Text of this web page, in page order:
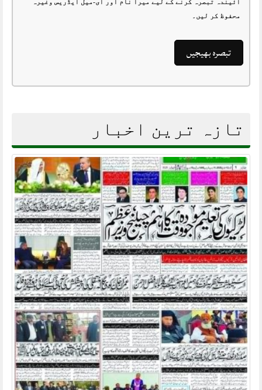
آئیندہ تبصرہ کرنے کے لیے میرا نام اور ای-میل ایڈریس وغیرہ
محفوظ کر لیں۔
تازہ ترین اخبار